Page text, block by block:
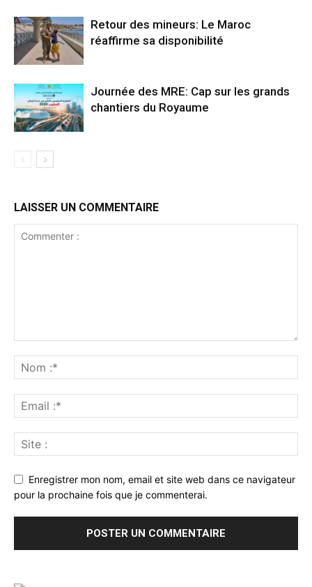
Retour des mineurs: Le Maroc
réaffirme sa disponibilité
Journée des MRE: Cap sur les grands
chantiers du Royaume
LAISSER UN COMMENTAIRE
Enregistrer mon nom, email et site web dans ce navigateur
pour la prochaine fois que je commenterai.